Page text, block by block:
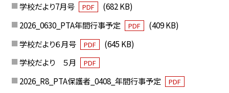
学校だより7月号 PDF
(682 KB)
2026_0630_PTA年間行事予定
PDF
(409 KB)
学校だより６月号
PDF
(645 KB)
学校だより ５月
PDF
2026_R8_PTA保護者_0408_年間行事予定 PDF